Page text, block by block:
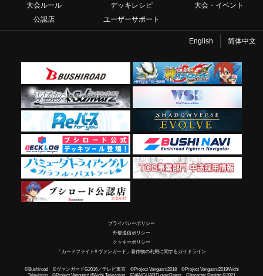
大会ルール
デッキレシピ
大会・イベント
公認店
ユーザーサポート
English 简体中文
プライバシーポリシー
外部送信ポリシー
クッキーポリシー
「カードファイト!! ヴァンガード」著作物の利用に関するガイドライン
©Bushiroad ©ヴァンガードG2016／テレビ東京 ©Project Vanguard2018 ©Project Vanguard2019/Aichi